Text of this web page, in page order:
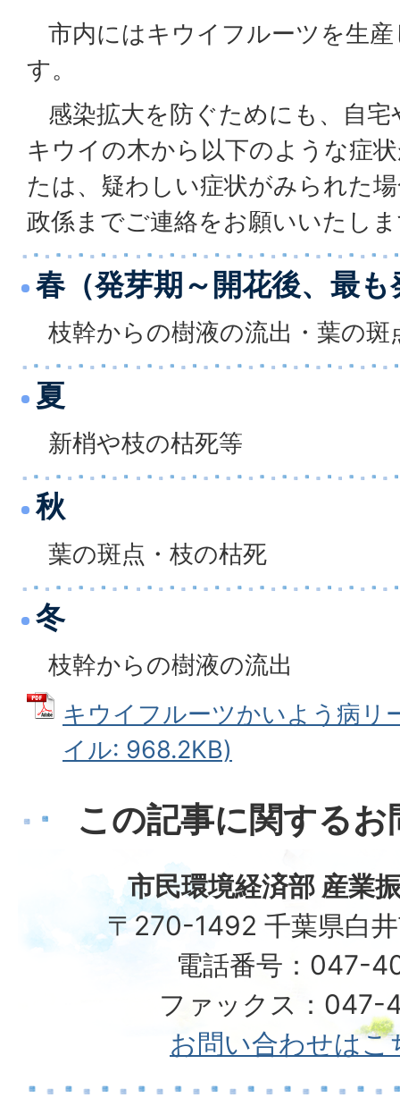
市内にはキウイフルーツを生
す。
感染拡大を防ぐためにも、自
キウイの木から以下のような症
たは、疑わしい症状がみられた
政係までご連絡をお願いいたし
春（発芽期～開花後、最
枝幹からの樹液の流出・葉の斑
夏
新梢や枝の枯死等
秋
葉の斑点・枝の枯死
冬
枝幹からの樹液の流出
キウイフルーツかいよう病リ
イル: 968.2KB)
この記事に関する
市民環境経済部 産業
〒270-1492 千葉県白
電話番号：047-
ファックス：047-
お問い合わせはこ